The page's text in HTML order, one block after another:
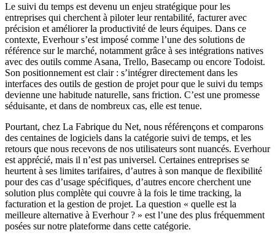
Le suivi du temps est devenu un enjeu stratégique pour les
entreprises qui cherchent à piloter leur rentabilité, facturer avec
précision et améliorer la productivité de leurs équipes. Dans ce
contexte, Everhour s’est imposé comme l’une des solutions de
référence sur le marché, notamment grâce à ses intégrations natives
avec des outils comme Asana, Trello, Basecamp ou encore Todoist.
Son positionnement est clair : s’intégrer directement dans les
interfaces des outils de gestion de projet pour que le suivi du temps
devienne une habitude naturelle, sans friction. C’est une promesse
séduisante, et dans de nombreux cas, elle est tenue.
Pourtant, chez La Fabrique du Net, nous référençons et comparons
des centaines de logiciels dans la catégorie suivi de temps, et les
retours que nous recevons de nos utilisateurs sont nuancés. Everhour
est apprécié, mais il n’est pas universel. Certaines entreprises se
heurtent à ses limites tarifaires, d’autres à son manque de flexibilité
pour des cas d’usage spécifiques, d’autres encore cherchent une
solution plus complète qui couvre à la fois le time tracking, la
facturation et la gestion de projet. La question « quelle est la
meilleure alternative à Everhour ? » est l’une des plus fréquemment
posées sur notre plateforme dans cette catégorie.